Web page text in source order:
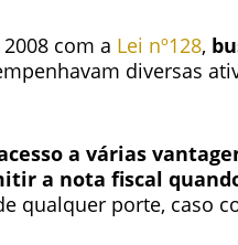
com a Lei nº128,
diversas
a várias
a nota fiscal
qualquer porte, caso